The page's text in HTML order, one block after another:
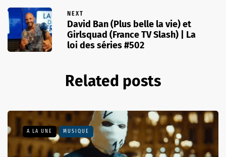
NEXT
David Ban (Plus belle la vie) et
Girlsquad (France TV Slash) | La
loi des séries #502
Related posts
A LA UNE MUSIQUE